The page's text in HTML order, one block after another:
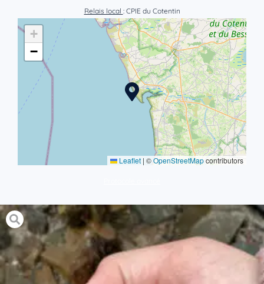
Relais local : CPIE du Cotentin
+
−
Leaflet | ©OpenStreetMapcontributors